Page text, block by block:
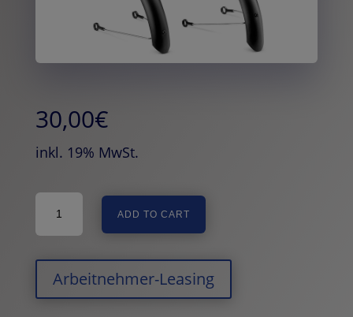
30,00€
inkl. 19% MwSt.
SNAP
Schutzbleche
(woom
quantity
ADD TO CART
Arbeitnehmer-Leasing